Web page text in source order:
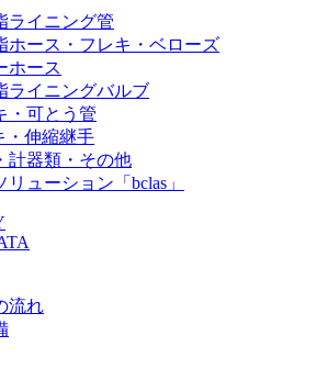
ライニング管
ホース・フレキ・ベローズ
ホース
ライニングバルブ
・可とう管
・伸縮継手
計器類・その他
ューション「bclas」
流れ